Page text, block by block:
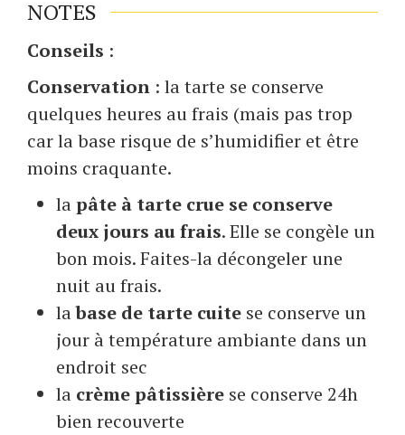
NOTES
Conseils :
Conservation : la tarte se conserve
quelques heures au frais (mais pas trop
car la base risque de s’humidifier et être
moins craquante.
lapâte à tarte crue se conserve
deux jours au frais. Elle se congèle un
bon mois. Faites-la décongeler une
nuit au frais.
labase de tarte cuite se conserve un
jour à température ambiante dans un
endroit sec
la crème pâtissière se conserve 24h
bien recouverte